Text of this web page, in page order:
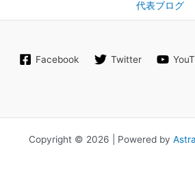
代表ブログ
Facebook Twitter
Copyright © 2026 | Powered by